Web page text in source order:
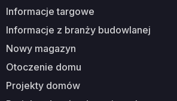
informacje targowe
informacje z branży budowlanej
nowy magazyn
otoczenie domu
projekty domów